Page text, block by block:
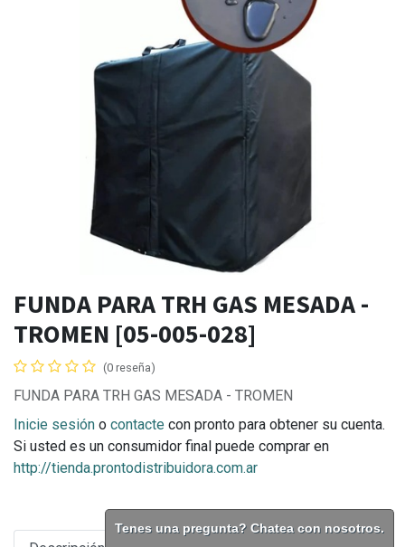
FUNDA PARA TRH GAS MESADA -
TROMEN [05-005-028]
(0 reseña)
FUNDA PARA TRH GAS MESADA - TROMEN
Inicie sesión o contacte con pronto para obtener su cuenta.
Si usted es un consumidor final puede comprar en
http://tienda.prontodistribuidora.com.ar
Tenes una pregunta? Chatea con nosotros.